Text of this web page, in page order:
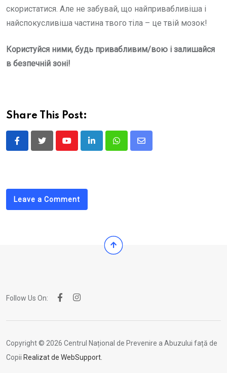
скористатися. Але не забувай, що найпривабливіша і
найспокусливіша частина твого тіла – це твій мозок!
Користуйся ними, будь привабливим/вою і залишайся
в безпечній зоні!
Share This Post:
YoutubeLinkedInWhatsappShare
Leave a Comment
Follow Us On:
Copyright © 2026 Centrul Național de Prevenire a Abuzului față de
Copii Realizat de WebSupport.